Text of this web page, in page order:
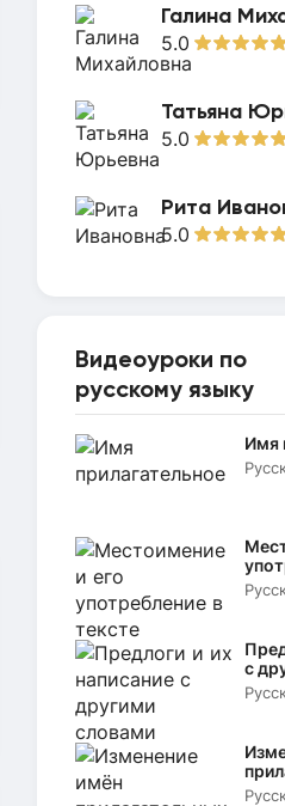
Галина
5.0
Татьяна
5.0
Рита
5.0
Видеоуроки по
русскому языку
Имя
с